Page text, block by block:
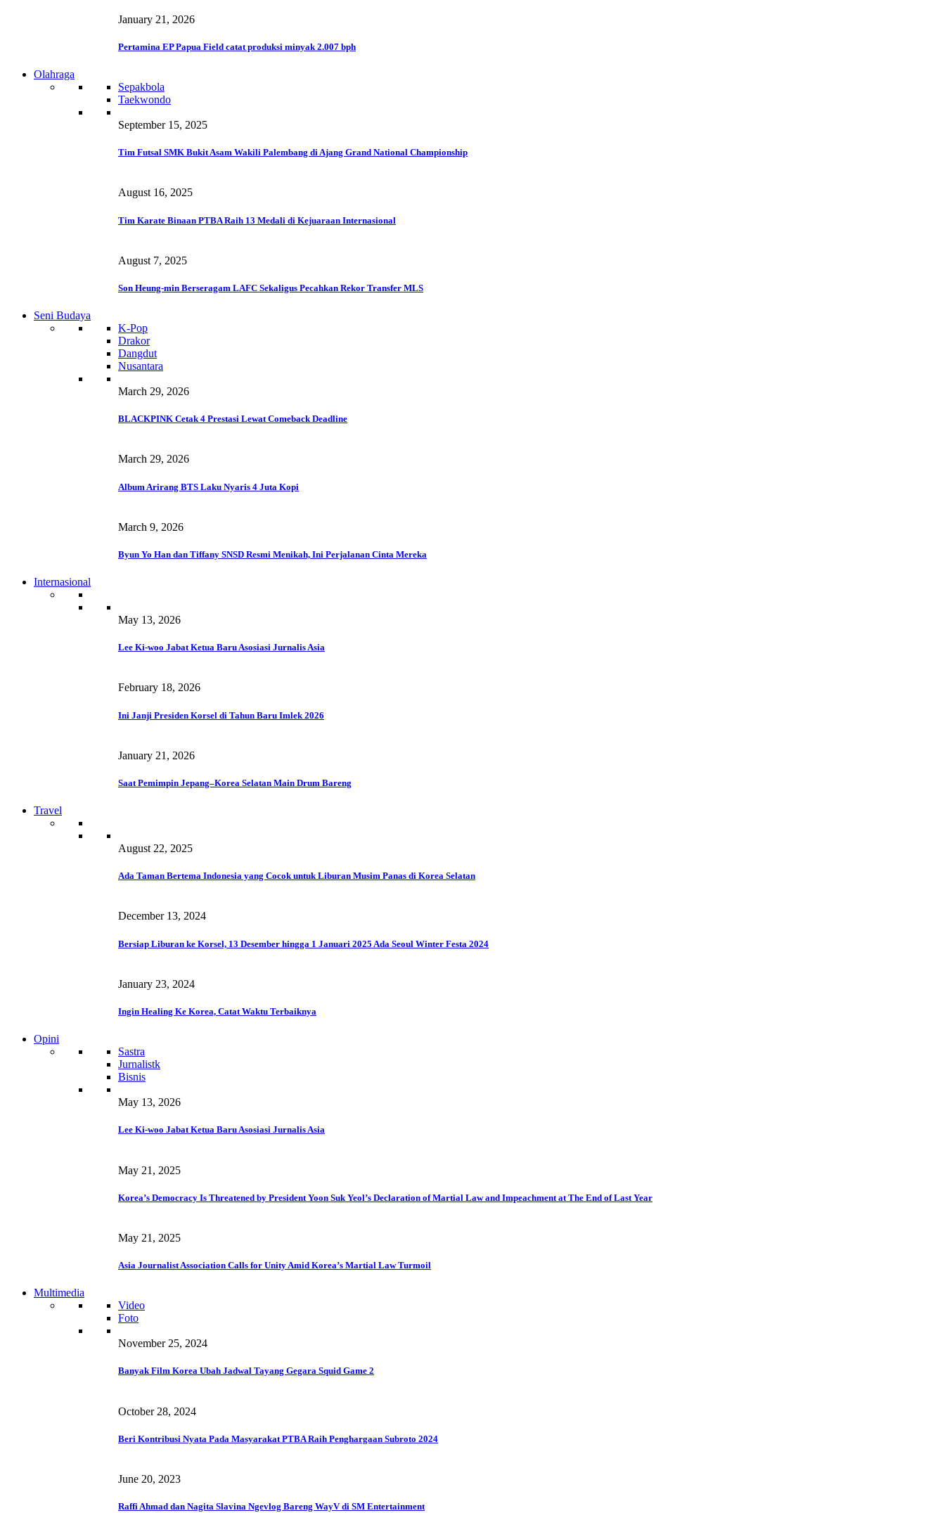
January 21, 2026
Pertamina EP Papua Field catat produksi minyak 2.007 bph
Olahraga
Sepakbola
Taekwondo
September 15, 2025
Tim Futsal SMK Bukit Asam Wakili Palembang di Ajang Grand National Championship
August 16, 2025
Tim Karate Binaan PTBA Raih 13 Medali di Kejuaraan Internasional
August 7, 2025
Son Heung-min Berseragam LAFC Sekaligus Pecahkan Rekor Transfer MLS
Seni Budaya
K-Pop
Drakor
Dangdut
Nusantara
March 29, 2026
BLACKPINK Cetak 4 Prestasi Lewat Comeback Deadline
March 29, 2026
Album Arirang BTS Laku Nyaris 4 Juta Kopi
March 9, 2026
Byun Yo Han dan Tiffany SNSD Resmi Menikah, Ini Perjalanan Cinta Mereka
Internasional
May 13, 2026
Lee Ki-woo Jabat Ketua Baru Asosiasi Jurnalis Asia
February 18, 2026
Ini Janji Presiden Korsel di Tahun Baru Imlek 2026
January 21, 2026
Saat Pemimpin Jepang–Korea Selatan Main Drum Bareng
Travel
August 22, 2025
Ada Taman Bertema Indonesia yang Cocok untuk Liburan Musim Panas di Korea Selatan
December 13, 2024
Bersiap Liburan ke Korsel, 13 Desember hingga 1 Januari 2025 Ada Seoul Winter Festa 2024
January 23, 2024
Ingin Healing Ke Korea, Catat Waktu Terbaiknya
Opini
Sastra
Jurnalistk
Bisnis
May 13, 2026
Lee Ki-woo Jabat Ketua Baru Asosiasi Jurnalis Asia
May 21, 2025
Korea’s Democracy Is Threatened by President Yoon Suk Yeol’s Declaration of Martial Law and Impeachment at The End of Last Year
May 21, 2025
Asia Journalist Association Calls for Unity Amid Korea’s Martial Law Turmoil
Multimedia
Video
Foto
November 25, 2024
Banyak Film Korea Ubah Jadwal Tayang Gegara Squid Game 2
October 28, 2024
Beri Kontribusi Nyata Pada Masyarakat PTBA Raih Penghargaan Subroto 2024
June 20, 2023
Raffi Ahmad dan Nagita Slavina Ngevlog Bareng WayV di SM Entertainment